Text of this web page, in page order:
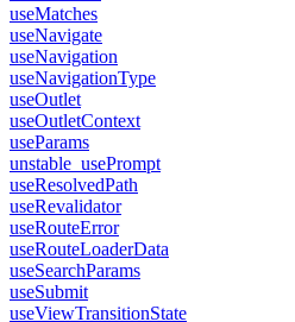
useMatches
useNavigate
useNavigation
useNavigationType
useOutlet
useOutletContext
useParams
unstable_usePrompt
useResolvedPath
useRevalidator
useRouteError
useRouteLoaderData
useSearchParams
useSubmit
useViewTransitionState